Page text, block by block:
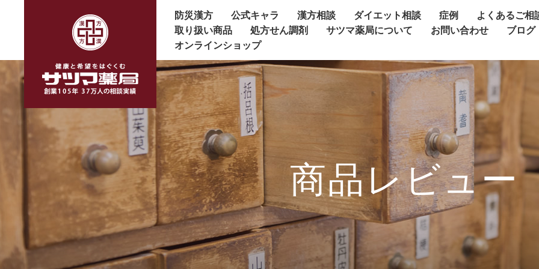
防災漢方 公式キャラ 漢方相談 ダイエット相談 症例
よくあるご相
取り扱い商品
処方せん調剤 サツマ薬局について お問い合わせ
ブログ
オンラインショップ
商品レビュー